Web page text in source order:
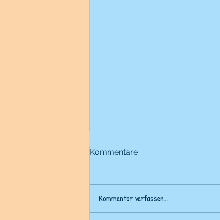
Kommentare
Kommentar verfassen...